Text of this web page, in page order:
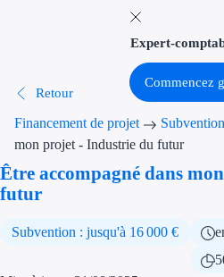
Expert-
Commencez
Retour
Financement de projet
mon projet - Industrie du futur
Être accompagné dans
futur
Subvention : jusqu'à 16 000 €